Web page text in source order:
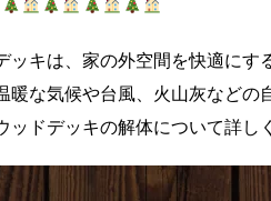
ッキは、家の外空間を快適に
暖な気候や台風、火山灰など
ッドデッキの解体について詳し